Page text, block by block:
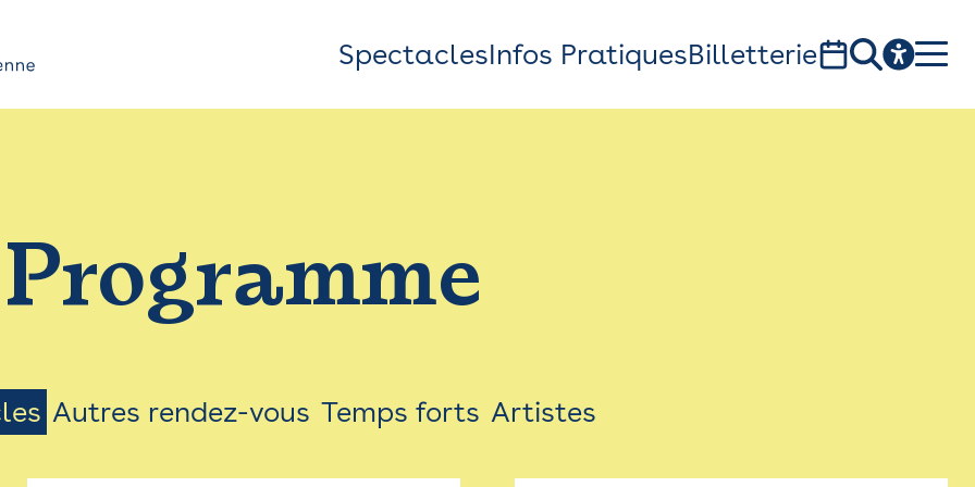
Top
Bar
Menu
SpectaclesInfos PratiquesBilletterie
1, av. du Chateau d'eau - 31300 Toulouse
Programme
Autres rendez-vous Temps forts Artistes